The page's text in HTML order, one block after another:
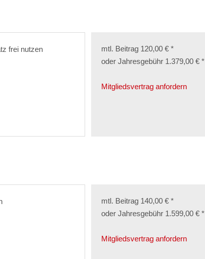
frei nutzen
mtl. Beitrag 120,00 € *
oder Jahresgebühr 1.379,00 € *
Mitgliedsvertrag anfordern
mtl. Beitrag 140,00 € *
oder Jahresgebühr 1.599,00 € *
Mitgliedsvertrag anfordern